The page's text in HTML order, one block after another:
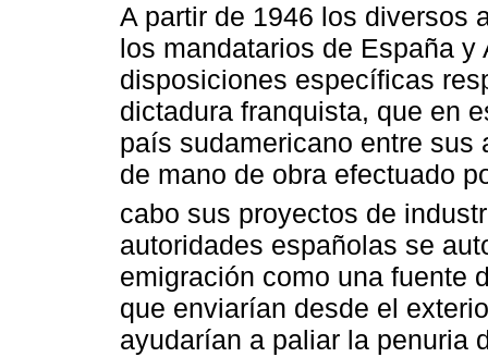
A partir de 1946 los diversos
los mandatarios de España
disposiciones específicas
dictadura franquista, que en
país sudamericano entre sus
de mano de obra efectuado
cabo sus proyectos de
autoridades españolas se
emigración como una fuente
que enviarían desde el
ayudarían a paliar la penuria